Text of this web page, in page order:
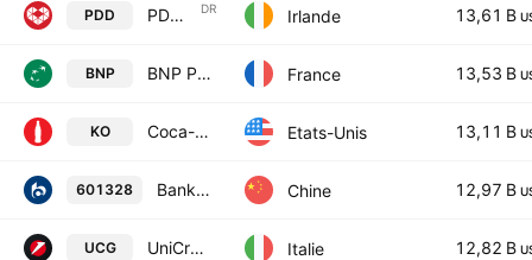
PDD PDD Holdings Inc. Sponsored ADR Class A DR Irlande 13,61 B
BNP BNP Paribas S.A. Class A France 13,53 B
KO Coca-Cola Company Etats-Unis 13,11 B
601328 Bank of Communications Co., Ltd. Class A Chine 12,97 B
UCG UniCredit S.p.A. Italie 12,82 B